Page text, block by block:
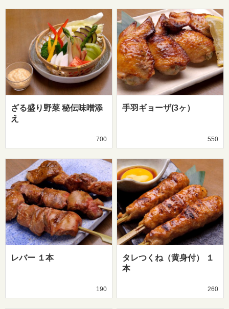
ざる盛り野菜 秘伝味噌添
え
700
手羽ギョーザ(3ヶ）
550
レバー １本
190
タレつくね（黄身付） １
本
260